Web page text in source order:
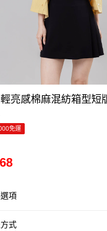
輕亮感棉麻混紡箱型短
免運
項
式